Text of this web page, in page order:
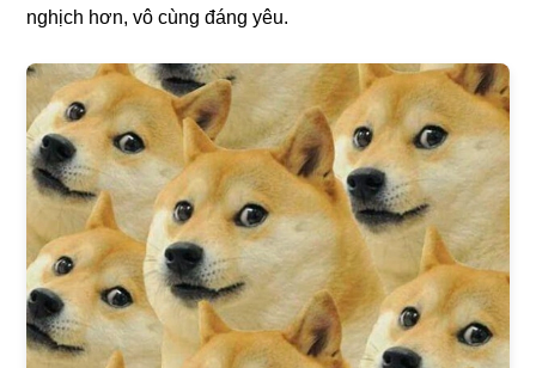
nghịch hơn, vô cùng đáng yêu.